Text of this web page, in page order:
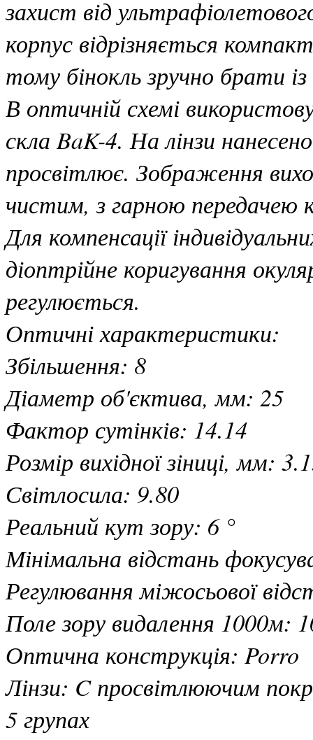
захист від
корпус відрізняється
тому бінокль зручно брати
В оптичній схемі
скла BaK-4. На лінзи
просвітлює. Зображення
чистим, з гарною передачею
Для компенсації
діоптрійне коригування
регулюється.
Оптичні характеристики:
Збільшення: 8
Діаметр об'єктива, мм: 25
Фактор сутінків: 14.14
Розмір вихідної зіниці, мм:
Світлосила: 9.80
Реальний кут зору: 6 °
Мінімальна відстань
Регулювання міжосьової
Поле зору видалення 1000м:
Оптична конструкція: Porro
Лінзи: C просвітлюючим
5 групах